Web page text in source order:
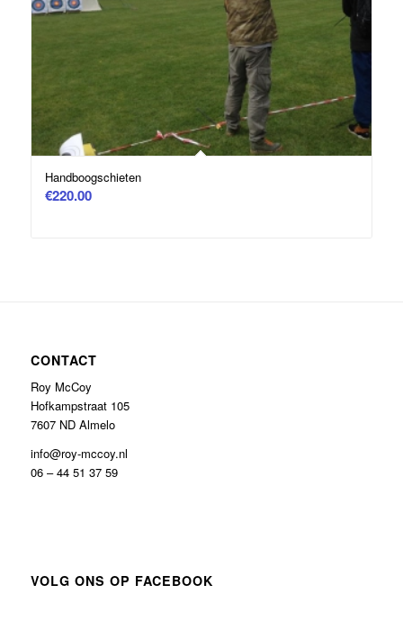
Handboogschieten
€220.00
CONTACT
Roy McCoy
Hofkampstraat 105
7607 ND Almelo
info@roy-mccoy.nl
06 – 44 51 37 59
VOLG ONS OP FACEBOOK